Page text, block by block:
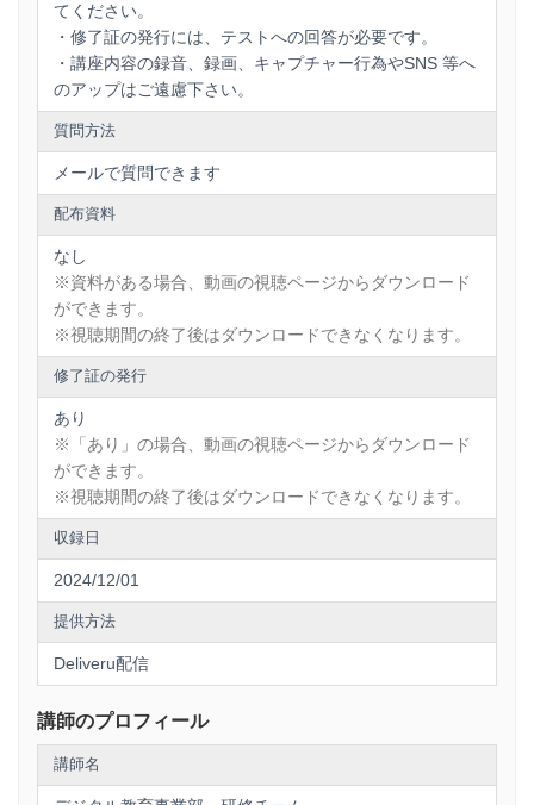
＝＝コミュニケーション基礎講座、公開中！＝＝
＊意思疎通の原理・原則を完全攻略！相互理解を深める【コ
ミュニケーション概論】
（本講座）
＊ホウレンソウの極意を完全攻略！仕事がスムーズになる
【ホウレンソウ】
https://shop.deliveru.jp/skill-in-
business/communication/ivjzhavb/?__ac=aioF8KJ-wPxTi
＊効率的な会議のポイントを完全攻略！明日から会議が変わ
https://shop.deliveru.jp/skill-in-
business/communication/ivsdem9y/?__ac=aioF8KJ-wPxTi
＊共創の場を作り出す秘訣を完全攻略！良い意思疎通を促す
【ファシリテーション】
https://shop.deliveru.jp/skill-in-
business/communication/ivcy1rsc/?__ac=aioF8KJ-wPxTi
＜ビジネススキル＞
＊論理的思考を完全攻略！思考力を高める【ロジカルシンキ
ング】
https://shop.deliveru.jp/skill-in-business/manners-
baseskill/ivmptnqg/?__ac=aioF8KJ-wPxTi
＊ビジネス文書の極意を完全攻略！的確に伝える【ビジネス
文書】
https://shop.deliveru.jp/skill-in-business/manners-
baseskill/ivzzvyxd/?__ac=aioF8KJ-wPxTi
てください。
・修了証の発行には、テストへの回答が必要です。
・講座内容の録音、録画、キャプチャー行為やSNS 等へ
のアップはご遠慮下さい。
質問方法
メールで質問できます
配布資料
なし
※資料がある場合、動画の視聴ページからダウンロード
ができます。
※視聴期間の終了後はダウンロードできなくなります。
修了証の発行
あり
※「あり」の場合、動画の視聴ページからダウンロード
ができます。
※視聴期間の終了後はダウンロードできなくなります。
収録日
2024/12/01
提供方法
Deliveru配信
講師のプロフィール
講師名